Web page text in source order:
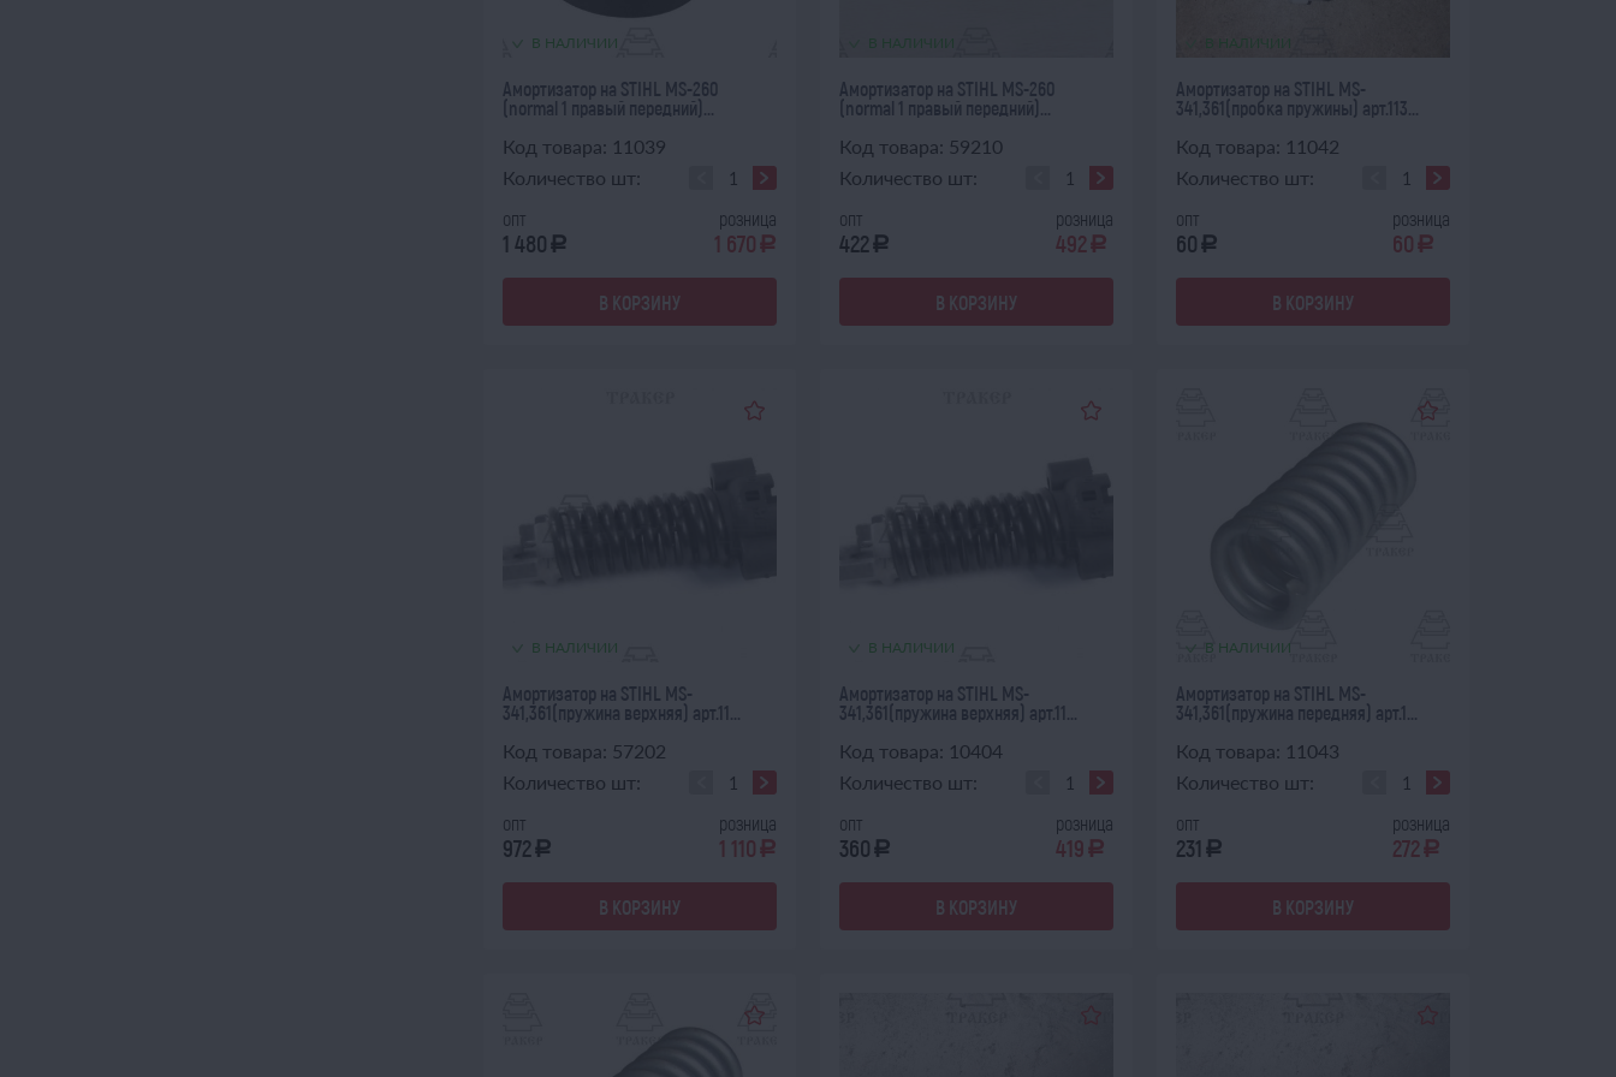
В НАЛИЧИИ
Амортизатор на STIHL MS-260
(normal 1 правый передний)...
Код товара: 11039
Количество шт:
опт
1 480 a
розница
1 670 a
В КОРЗИНУ
В НАЛИЧИИ
Амортизатор на STIHL MS-260
(normal 1 правый передний)...
Код товара: 59210
Количество шт:
опт
422a
розница
492 a
В КОРЗИНУ
В НАЛИЧИИ
Амортизатор на STIHL MS-
341,361(пробка пружины) арт.113...
Код товара: 11042
Количество шт:
опт
60 a
розница
60 a
В КОРЗИНУ
В НАЛИЧИИ
Амортизатор на STIHL MS-
341,361(пружина верхняя) арт.11...
Код товара: 57202
Количество шт:
опт
972a
розница
1 110 a
В КОРЗИНУ
В НАЛИЧИИ
Амортизатор на STIHL MS-
341,361(пружина верхняя) арт.11...
Код товара: 10404
Количество шт:
опт
360 a
розница
419 a
В КОРЗИНУ
В НАЛИЧИИ
Амортизатор на STIHL MS-
341,361(пружина передняя) арт.1...
Код товара: 11043
Количество шт:
опт
231 a
розница
272 a
В КОРЗИНУ